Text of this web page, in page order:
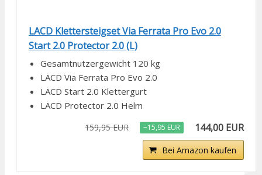
LACD Klettersteigset Via Ferrata Pro Evo 2.0
Start 2.0 Protector 2.0 (L)
Gesamtnutzergewicht 120 kg
LACD Via Ferrata Pro Evo 2.0
LACD Start 2.0 Klettergurt
LACD Protector 2.0 Helm
159,95 EUR −15,95 EUR 144,00 EUR
Bei Amazon kaufen